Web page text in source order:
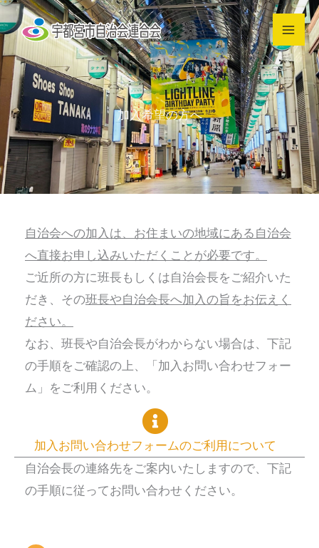
内
容
を
ス
キ
ッ
プ
加入希望の方へ
自治会への加入は、お住まいの地域にある自治会
へ直接お申し込みいただくことが必要です。
ご近所の方に班長もしくは自治会長をご紹介いた
だき、その班長や自治会長へ加入の旨をお伝えく
ださい。
なお、班長や自治会長がわからない場合は、下記
の手順をご確認の上、「加入お問い合わせフォー
ム」をご利用ください。
加入お問い合わせフォームのご利用について
自治会長の連絡先をご案内いたしますので、下記
の手順に従ってお問い合わせください。